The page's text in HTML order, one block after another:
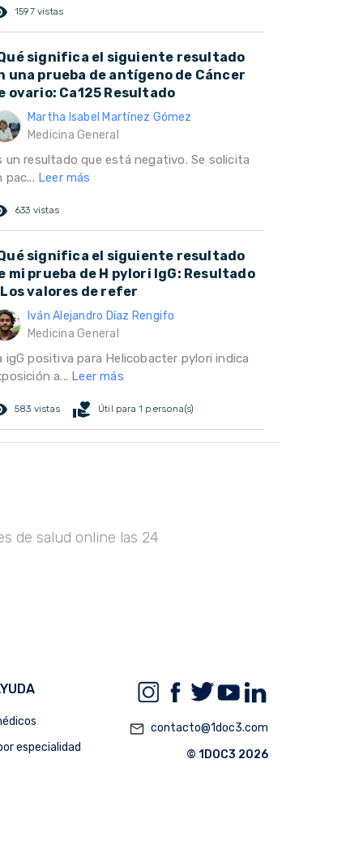
1597 vistas
significa el siguiente resultado
una prueba de antígeno de Cáncer
ovario: Ca125 Resultado
Martha Isabel Martínez Gómez
Medicina General
un resultado que está negativo. Se solicita
pac... Leer más
633 vistas
significa el siguiente resultado
mi prueba de H pylori IgG: Resultado
valores de refer
Iván Alejandro Díaz Rengifo
Medicina General
igG positiva para Helicobacter pylori indica
a... Leer más
583 vistas volunteer_activism Útil para 1 persona(s)
de salud online las 24
especialidad
mail_outline contacto@1doc3.com
© 1DOC3 2026